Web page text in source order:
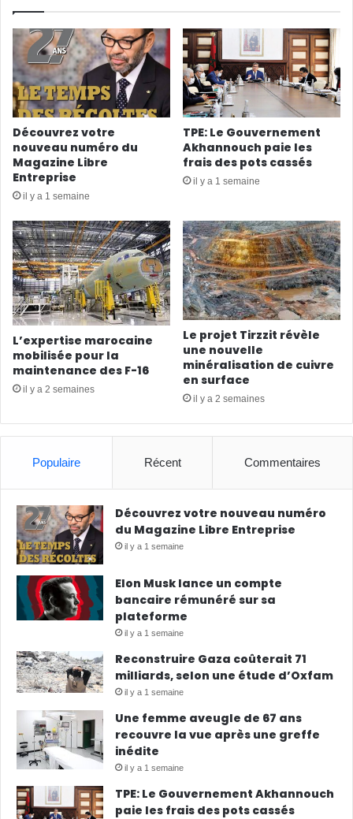
Découvrez votre
nouveau numéro du
Magazine Libre
Entreprise
il y a 1 semaine
TPE: Le Gouvernement
Akhannouch paie les
frais des pots cassés
il y a 1 semaine
L’expertise marocaine
mobilisée pour la
maintenance des F-16
il y a 2 semaines
Le projet Tirzzit révèle
une nouvelle
minéralisation de cuivre
en surface
il y a 2 semaines
Populaire Récent Commentaires
Découvrez votre nouveau numéro
du Magazine Libre Entreprise
il y a 1 semaine
Elon Musk lance un compte
bancaire rémunéré sur sa
plateforme
il y a 1 semaine
Reconstruire Gaza coûterait 71
milliards, selon une étude d’Oxfam
il y a 1 semaine
Une femme aveugle de 67 ans
recouvre la vue après une greffe
inédite
il y a 1 semaine
TPE: Le Gouvernement Akhannouch
paie les frais des pots cassés